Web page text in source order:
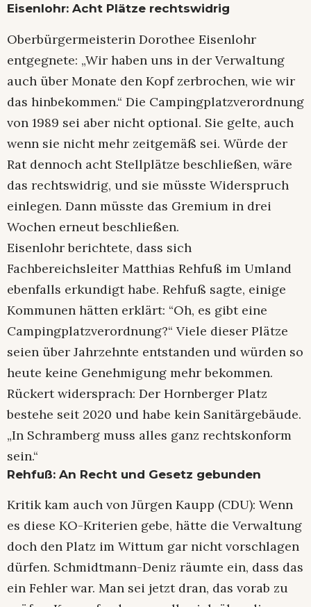
Eisenlohr: Acht Plätze rechtswidrig
Oberbürgermeisterin Dorothee Eisenlohr
entgegnete: „Wir haben uns in der Verwaltung
auch über Monate den Kopf zerbrochen, wie wir
das hinbekommen.“ Die Campingplatzverordnung
von 1989 sei aber nicht optional. Sie gelte, auch
wenn sie nicht mehr zeitgemäß sei. Würde der
Rat dennoch acht Stellplätze beschließen, wäre
das rechtswidrig, und sie müsste Widerspruch
einlegen. Dann müsste das Gremium in drei
Wochen erneut beschließen.
Eisenlohr berichtete, dass sich
Fachbereichsleiter Matthias Rehfuß im Umland
ebenfalls erkundigt habe. Rehfuß sagte, einige
Kommunen hätten erklärt: “Oh, es gibt eine
Campingplatzverordnung?“ Viele dieser Plätze
seien über Jahrzehnte entstanden und würden so
heute keine Genehmigung mehr bekommen.
Rückert widersprach: Der Hornberger Platz
bestehe seit 2020 und habe kein Sanitärgebäude.
„In Schramberg muss alles ganz rechtskonform
sein.“
Rehfuß: An Recht und Gesetz gebunden
Kritik kam auch von Jürgen Kaupp (CDU): Wenn
es diese KO-Kriterien gebe, hätte die Verwaltung
doch den Platz im Wittum gar nicht vorschlagen
dürfen. Schmidtmann-Deniz räumte ein, dass das
ein Fehler war. Man sei jetzt dran, das vorab zu